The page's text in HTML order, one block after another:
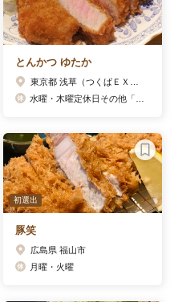
とんかつ ゆたか
初選出
豚笑
広島県 福山市
月曜・火曜